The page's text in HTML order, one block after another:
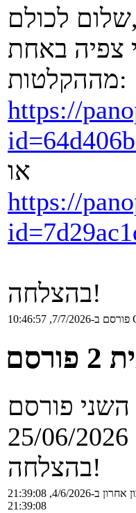
שלום לכולם,
צפיה באחת
מההקלטות:
https://
או
https://
בהצלחה!
פורסם ב-7/7/2026, 10:46:57
השני פורסם
בהצלחה!
ב-4/6/2026, 21:39:08
21:39:08